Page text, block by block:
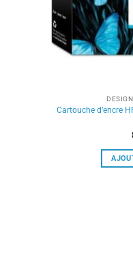
Cartouche d’encre